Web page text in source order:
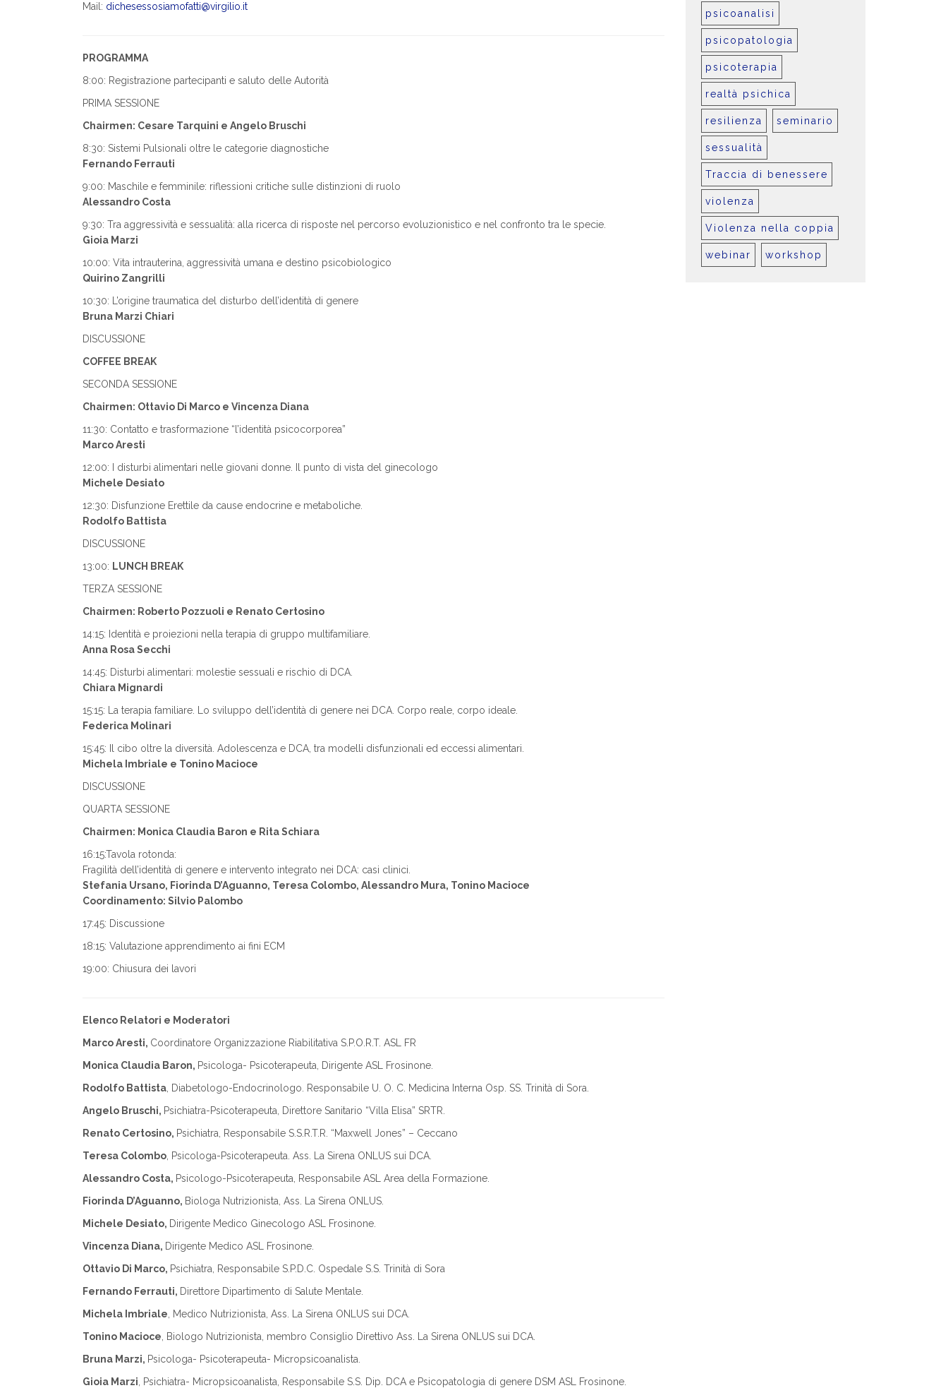
Mail: dichesessosiamofatti@virgilio.it
PROGRAMMA
8:00: Registrazione partecipanti e saluto delle Autorità
PRIMA SESSIONE
Chairmen: Cesare Tarquini e Angelo Bruschi
8:30: Sistemi Pulsionali oltre le categorie diagnostiche
Fernando Ferrauti
9:00: Maschile e femminile: riflessioni critiche sulle distinzioni di ruolo
Alessandro Costa
9:30: Tra aggressività e sessualità: alla ricerca di risposte nel percorso evoluzionistico e nel confronto tra le specie.
Gioia Marzi
10:00: Vita intrauterina, aggressività umana e destino psicobiologico
Quirino Zangrilli
10:30: L’origine traumatica del disturbo dell’identità di genere
Bruna Marzi Chiari
DISCUSSIONE
COFFEE BREAK
SECONDA SESSIONE
Chairmen: Ottavio Di Marco e Vincenza Diana
11:30: Contatto e trasformazione “l’identità psicocorporea”
Marco Aresti
12:00: I disturbi alimentari nelle giovani donne. Il punto di vista del ginecologo
Michele Desiato
12:30: Disfunzione Erettile da cause endocrine e metaboliche.
Rodolfo Battista
DISCUSSIONE
13:00: LUNCH BREAK
TERZA SESSIONE
Chairmen: Roberto Pozzuoli e Renato Certosino
14:15: Identità e proiezioni nella terapia di gruppo multifamiliare.
Anna Rosa Secchi
14:45: Disturbi alimentari: molestie sessuali e rischio di DCA.
Chiara Mignardi
15:15: La terapia familiare. Lo sviluppo dell’identità di genere nei DCA. Corpo reale, corpo ideale.
Federica Molinari
15:45: Il cibo oltre la diversità. Adolescenza e DCA, tra modelli disfunzionali ed eccessi alimentari.
Michela Imbriale e Tonino Macioce
DISCUSSIONE
QUARTA SESSIONE
Chairmen: Monica Claudia Baron e Rita Schiara
16:15:Tavola rotonda:
Fragilità dell’identità di genere e intervento integrato nei DCA: casi clinici.
Stefania Ursano, Fiorinda D’Aguanno, Teresa Colombo, Alessandro Mura, Tonino Macioce
Coordinamento: Silvio Palombo
17:45: Discussione
18:15: Valutazione apprendimento ai fini ECM
19:00: Chiusura dei lavori
Elenco Relatori e Moderatori
Marco Aresti, Coordinatore Organizzazione Riabilitativa S.P.O.R.T. ASL FR
Monica Claudia Baron, Psicologa- Psicoterapeuta, Dirigente ASL Frosinone.
Rodolfo Battista , Diabetologo-Endocrinologo. Responsabile U. O. C. Medicina Interna Osp. SS. Trinità di Sora.
Angelo Bruschi, Psichiatra-Psicoterapeuta, Direttore Sanitario “Villa Elisa” SRTR.
Renato Certosino, Psichiatra, Responsabile S.S.R.T.R. “Maxwell Jones” – Ceccano
Teresa Colombo , Psicologa-Psicoterapeuta. Ass. La Sirena ONLUS sui DCA.
Alessandro Costa, Psicologo-Psicoterapeuta, Responsabile ASL Area della Formazione.
Fiorinda D’Aguanno, Biologa Nutrizionista, Ass. La Sirena ONLUS.
Michele Desiato, Dirigente Medico Ginecologo ASL Frosinone.
Vincenza Diana, Dirigente Medico ASL Frosinone.
Ottavio Di Marco, Psichiatra, Responsabile S.P.D.C. Ospedale S.S. Trinità di Sora
Fernando Ferrauti, Direttore Dipartimento di Salute Mentale.
Michela Imbriale , Medico Nutrizionista, Ass. La Sirena ONLUS sui DCA.
Tonino Macioce , Biologo Nutrizionista, membro Consiglio Direttivo Ass. La Sirena ONLUS sui DCA.
Bruna Marzi, Psicologa- Psicoterapeuta- Micropsicoanalista.
Gioia Marzi , Psichiatra- Micropsicoanalista, Responsabile S.S. Dip. DCA e Psicopatologia di genere DSM ASL Frosinone.
psicoanalisi
psicopatologia
psicoterapia
realtà psichica
resilienza seminario
sessualità
Traccia di benessere
violenza
Violenza nella coppia
webinar workshop